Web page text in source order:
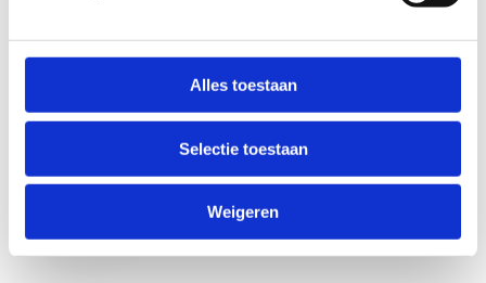
Alles toestaan
Selectie toestaan
Weigeren
Anti-Robot Verification
Click to start verification
Verzend